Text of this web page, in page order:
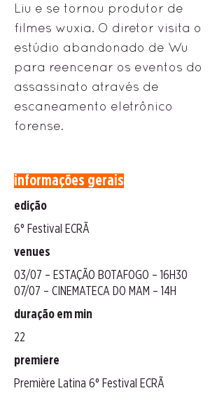
Liu e se tornou produtor de
filmes wuxia. O diretor visita o
estúdio abandonado de Wu
para reencenar os eventos do
assassinato através de
escaneamento eletrônico
forense.
informações gerais
edição
6° Festival ECRÃ
venues
03/07 – ESTAÇÃO BOTAFOGO – 16H30
07/07 – CINEMATECA DO MAM – 14H
duração em min
22
premiere
Première Latina 6° Festival ECRÃ